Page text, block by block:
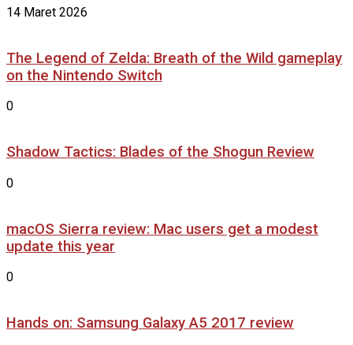
14 Maret 2026
The Legend of Zelda: Breath of the Wild gameplay
on the Nintendo Switch
0
Shadow Tactics: Blades of the Shogun Review
0
macOS Sierra review: Mac users get a modest
update this year
0
Hands on: Samsung Galaxy A5 2017 review